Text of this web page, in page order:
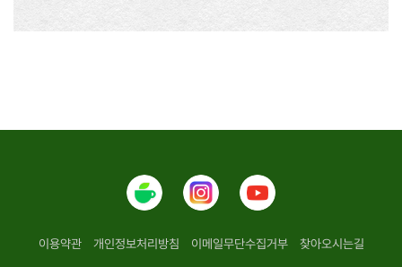
이용약관 개인정보처리방침 이메일무단수집거부 찾아오시는길